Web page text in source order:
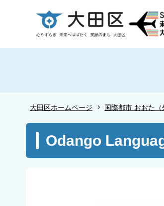
ー
大田区ホームページ 国際都市 おおた（
こ
Odango